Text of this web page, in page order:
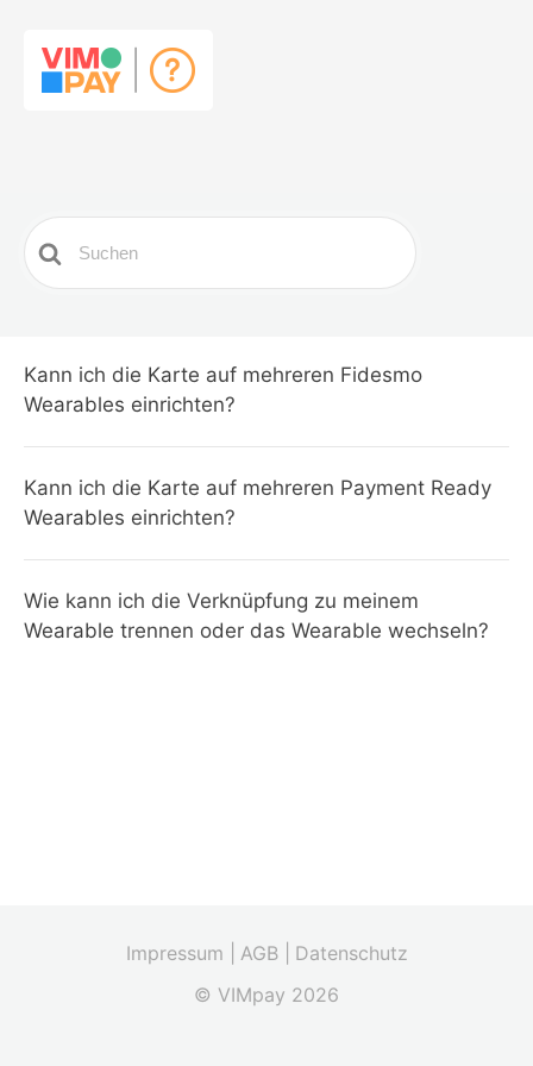
Search
For
Kann ich die Karte auf mehreren Fidesmo
Wearables einrichten?
Kann ich die Karte auf mehreren Payment Ready
Wearables einrichten?
Wie kann ich die Verknüpfung zu meinem
Wearable trennen oder das Wearable wechseln?
Impressum | AGB |
Datenschutz
© VIMpay 2026